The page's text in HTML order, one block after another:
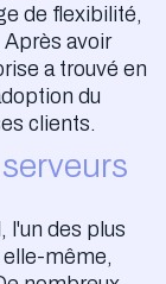
de flexibilité,
avoir
a trouvé en
du
clients.
l'un des plus
même,